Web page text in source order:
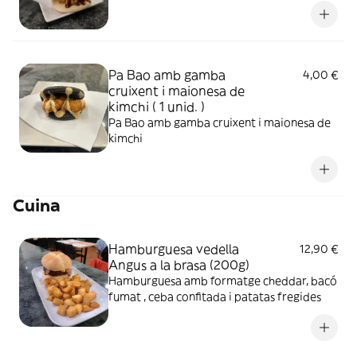
Pa Bao amb gamba
cruixent i maionesa de
kimchi ( 1 unid. )
4,00 €
Pa Bao amb gamba cruixent i maionesa de
kimchi
Cuina
Hamburguesa vedella
Angus a la brasa (200g)
12,90 €
Hamburguesa amb formatge cheddar, bacó
fumat , ceba confitada i patatas fregides